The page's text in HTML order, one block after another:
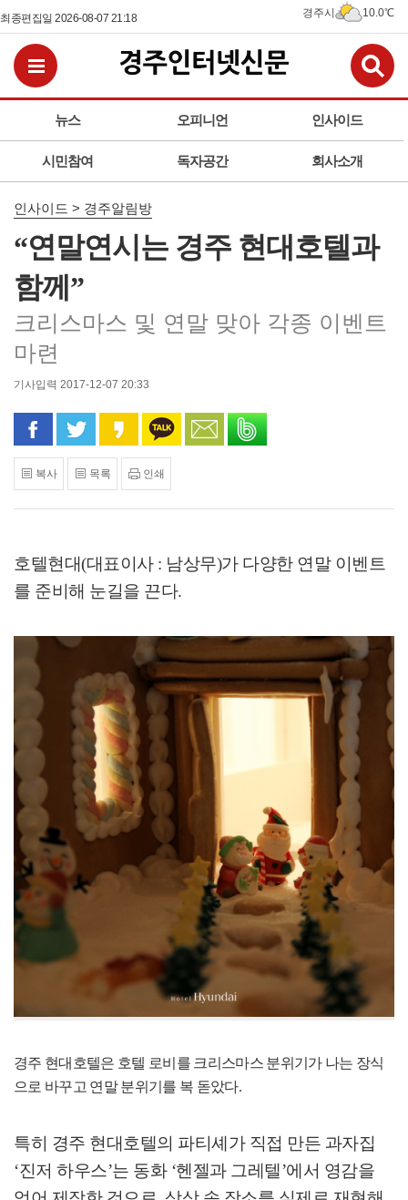
최종편집일 2026-08-07 21:18 경주시 10.0℃
뉴스 오피니언 인사이드
시민참여 독자공간 회사소개
전체메뉴보기
인사이드 > 경주알림방
“연말연시는 경주 현대호텔과
함께”
크리스마스 및 연말 맞아 각종 이벤트
마련
기사입력 2017-12-07 20:33
페이스북으로 공유
트위터로 공유카카오 스토리로 공유
카카오톡으로 공유
문자로 공유
복사 목록 인쇄
호텔현대(대표이사 : 남상무)가 다양한 연말 이벤트
를 준비해 눈길을 끈다.
경주 현대호텔은 호텔 로비를 크리스마스 분위기가 나는 장식
으로 바꾸고 연말 분위기를 복 돋았다.
특히 경주 현대호텔의 파티셰가 직접 만든 과자집
‘진저 하우스’는 동화 ‘헨젤과 그레텔’에서 영감을